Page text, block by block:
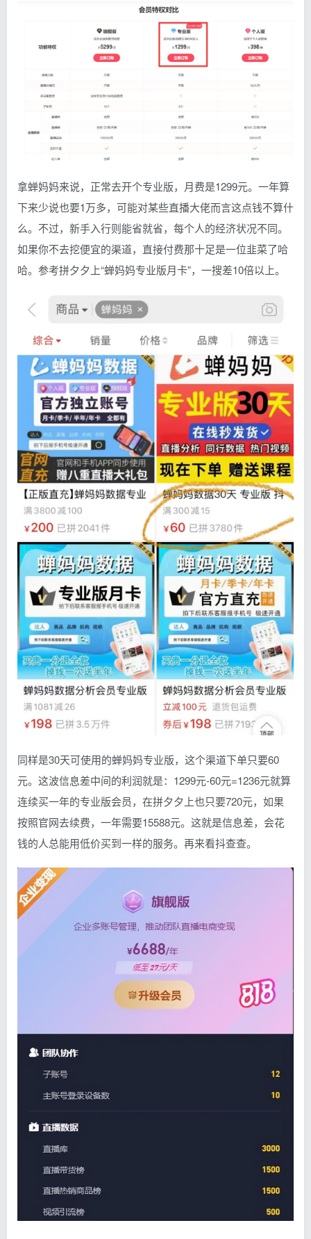
拿蝉妈妈来说，正常去开个专业版，月费是1299元。一年算
下来少说也要1万多，可能对某些直播大佬而言这点钱不算什
么。不过，新手入行则能省就省，每个人的经济状况不同。
如果你不去挖便宜的渠道，直接付费那十足是一位韭菜了哈
哈。参考拼夕夕上“蝉妈妈专业版月卡”，一搜差10倍以上。
同样是30天可使用的蝉妈妈专业版，这个渠道下单只要60
元。这波信息差中间的利润就是：1299元-60元=1236元就算
连续买一年的专业版会员，在拼夕夕上也只要720元，如果
按照官网去续费，一年需要15588元。这就是信息差，会花
钱的人总能用低价买到一样的服务。再来看抖查查。